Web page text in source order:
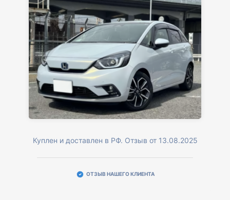
Куплен и доставлен в РФ. Отзыв от 13.08.2025
ОТЗЫВ НАШЕГО КЛИЕНТА